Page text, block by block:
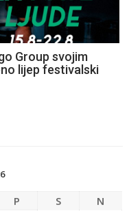
Group svojim
lijep festivalski
P S
N